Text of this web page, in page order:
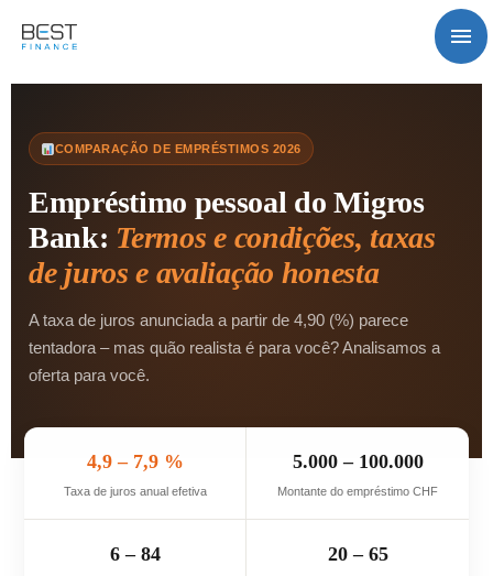
para
COMPARAÇÃO DE EMPRÉSTIMOS 2026
Empréstimo pessoal do Migros
Bank: Termos e condições, taxas
de juros e avaliação honesta
A taxa de juros anunciada a partir de 4,90 (%) parece
tentadora – mas quão realista é para você? Analisamos a
oferta para você.
4,9 – 7,9 %
Taxa de juros anual efetiva
5.000 – 100.000
Montante do empréstimo CHF
6 – 84 20 – 65